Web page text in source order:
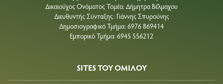
Δικαιούχος Ονόματος Τομέα: Δήμητρα Βέλμαχου
Διευθυντής Σύνταξης: Γιάννης Σπυρούνης
Δημοσιογραφικό Τμήμα: 6976 869414
Εμπορικό Τμήμα: 6945 556212
SITES ΤΟΥ ΟΜΙΛΟΥ